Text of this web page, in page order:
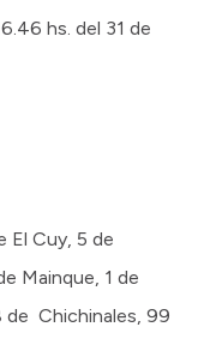
hs. del 31 de
El Cuy, 5 de
Mainque, 1 de
de Chichinales, 99